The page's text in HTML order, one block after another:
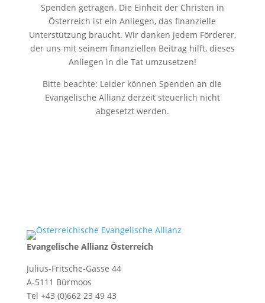
Spenden getragen. Die Einheit der Christen in
Österreich ist ein Anliegen, das finanzielle
Unterstützung braucht. Wir danken jedem Förderer,
der uns mit seinem finanziellen Beitrag hilft, dieses
Anliegen in die Tat umzusetzen!
Bitte beachte: Leider können Spenden an die
Evangelische Allianz derzeit steuerlich nicht
abgesetzt werden.
Evangelische Allianz Österreich
Julius-Fritsche-Gasse 44
A-5111 Bürmoos
Tel +43 (0)662 23 49 43